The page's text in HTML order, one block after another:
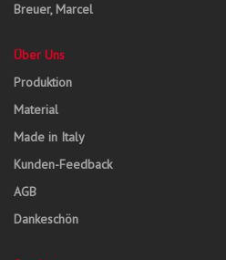
Breuer, Marcel
Über Uns
Produktion
Material
Made in Italy
Kunden-Feedback
AGB
Dankeschön